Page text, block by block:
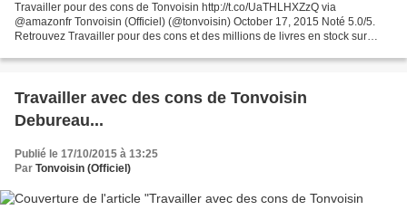
Travailler pour des cons de Tonvoisin http://t.co/UaTHLHXZzQ via
@amazonfr Tonvoisin (Officiel) (@tonvoisin) October 17, 2015 Noté 5.0/5.
Retrouvez Travailler pour des cons et des millions de livres en stock sur
Travailler avec des cons de Tonvoisin
Debureau...
Publié le 17/10/2015 à 13:25
Par Tonvoisin (Officiel)